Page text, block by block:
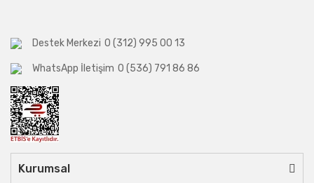
Destek Merkezi 0 (312) 995 00 13
WhatsApp İletişim 0 (536) 791 86 86
Kurumsal